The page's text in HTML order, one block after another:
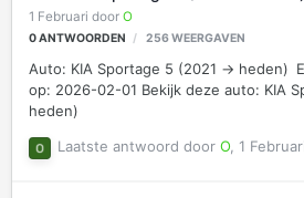
1 Februari door O
0ANTWOORDEN 256WEERGAVEN
Auto: KIA Sportage 5 (2021 -> heden) Eigenaar: O Toegevoegd
op: 2026-02-01 Bekijk deze auto: KIA Sportage 5 (2021 ->
heden)
Laatste antwoord door O, 1 Februari